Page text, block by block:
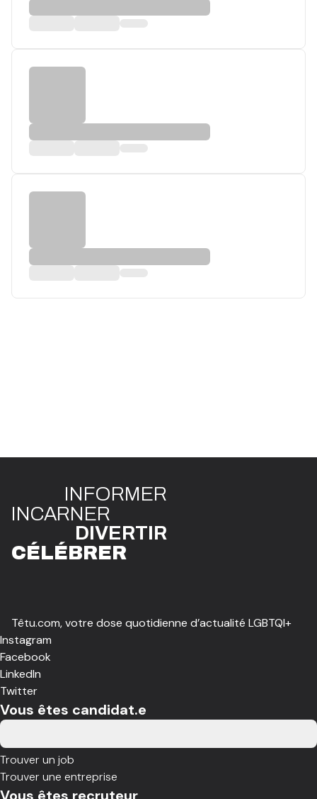
INFORMER
INCARNER
DIVERTIR
CÉLÉBRER
Têtu.com, votre dose quotidienne d’actualité LGBTQI+
Instagram
Facebook
LinkedIn
Twitter
Vous êtes candidat.e
Trouver un job
Trouver une entreprise